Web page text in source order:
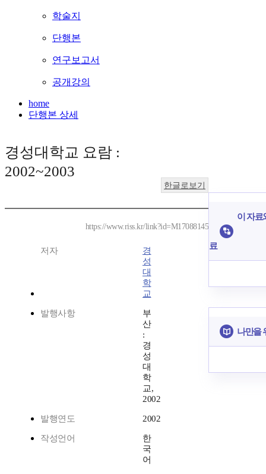
학술지
단행본
연구보고서
공개강의
home
단행본 상세
경성대학교 요람 :
2002~2003
한글로보기
https://www.riss.kr/link?id=M17088145
저자
경
성
대
학
교
발행사항
부
산
:
경
성
대
학
교,
2002
발행연도 2002
작성언어
한
국
어
이 자료
료
나만을